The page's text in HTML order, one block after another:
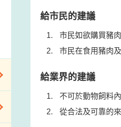
給市民的建議
市民如欲購買豬
市民在食用豬肉
給業界的建議
不可於動物飼料
從合法及可靠的